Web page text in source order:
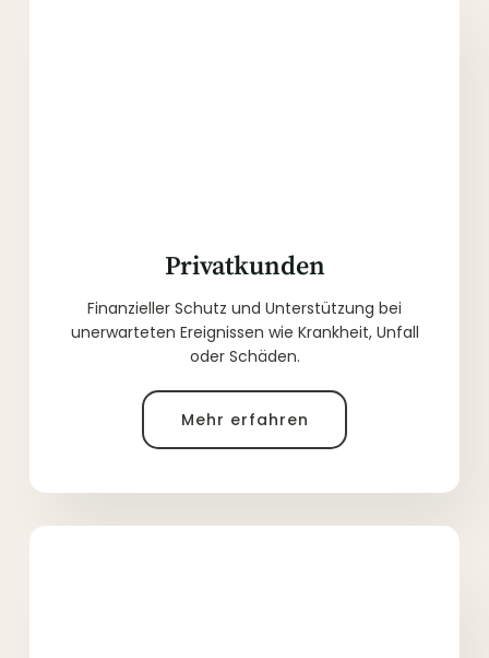
Privatkunden
Finanzieller Schutz und Unterstützung bei
unerwarteten Ereignissen wie Krankheit, Unfall
oder Schäden.
Mehr erfahren